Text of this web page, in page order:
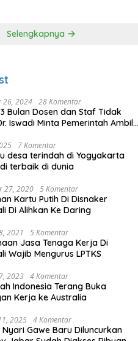
Selengkapnya
26, 2024 28 Komentar
Bulan Dosen dan Staf Tidak
Iswadi Minta Pemerintah Ambil
7 Komentar
desa terindah di Yogyakarta
terbaik di dunia
27, 2020 5 Komentar
Kartu Putih Di Disnaker
Di Alihkan Ke Daring
2021 5 Komentar
Jasa Tenaga Kerja Di
Wajib Mengurus LPTKS
2023 4 Komentar
Indonesia Terang Buka
Kerja ke Australia
2025 4 Komentar
Nyari Gawe Baru Diluncurkan